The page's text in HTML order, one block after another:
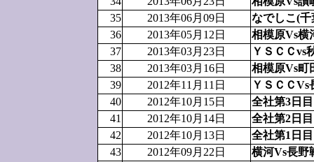
35
2013年06月09日
なでしこ(
36
2013年05月12日
相模原Vs横
37
2013年03月23日
ＹＳＣＣvs
38
2013年03月16日
相模原Vs町
39
2012年11月11日
ＹＳＣＣVs
40
2012年10月15日
全社第3日目
41
2012年10月14日
全社第2日目
42
2012年10月13日
全社第1日目
43
2012年09月22日
横河Vs長野